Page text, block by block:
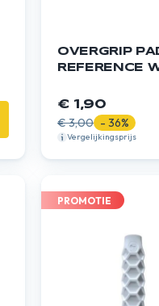
OVERGRIP
REFERENCE
€ 1,90
€ 3,00 - 36%
Vergelijkingsprijs
PROMOTIE